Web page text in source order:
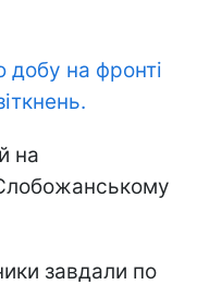
добу на фронті
на
завдали по